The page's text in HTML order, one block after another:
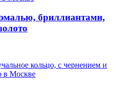
бриллиантами,